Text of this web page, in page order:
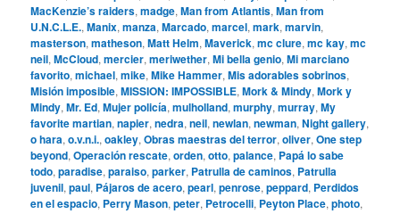
MacKenzie’s raiders,madge,Man from Atlantis,Man from
U.N.C.L.E.,Manix,manza,Marcado,marcel,mark,marvin,
masterson,matheson,Matt Helm,Maverick,mc clure,mc kay,mc
neil,McCloud,mercier,meriwether,Mi bella genio,Mi marciano
favorito,michael,mike,Mike Hammer,Mis adorables sobrinos,
Misión imposible,MISSION: IMPOSSIBLE,Mork & Mindy,Mork y
Mindy,Mr. Ed,Mujer policía,mulholland,murphy,murray,My
favorite martian,napier,nedra,neil,newlan,newman,Night gallery,
o hara,o.v.n.i.,oakley,Obras maestras del terror,oliver,One step
beyond,Operación rescate,orden,otto,palance, Papá lo sabe
todo,paradise,paraiso,parker, Patrulla de caminos, Patrulla
juvenil,paul, Pájaros de acero,pearl,penrose,peppard, Perdidos
en el espacio, Perry Mason,peter, Petrocelli, Peyton Place,photo,